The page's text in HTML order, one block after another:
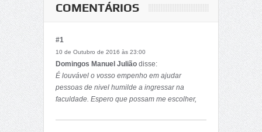
COMENTÁRIOS
#1
10 de Outubro de 2016 às 23:00
Domingos Manuel Julião disse:
É louvável o vosso empenho em ajudar
pessoas de nivel humilde a ingressar na
faculdade. Espero que possam me escolher,